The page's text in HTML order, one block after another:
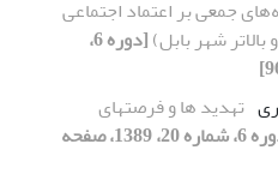
جمعی بر اعتماد اجتماعی
[دوره 6،
تهدید ها و فرصتهای
[دوره 6، شماره 20، 1389، صفحه